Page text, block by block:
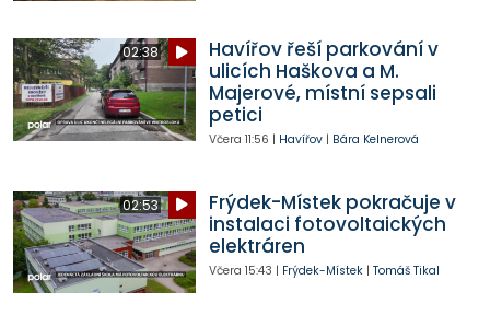
02:38
Havířov řeší parkování v
ulicích Haškova a M.
Majerové, místní sepsali
petici
Včera 11:56 | Havířov| Bára Kelnerová
02:53
Frýdek-Místek pokračuje v
instalaci fotovoltaických
elektráren
Včera 15:43 | Frýdek-Místek| Tomáš Tikal